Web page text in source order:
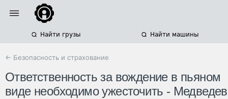
Найти грузы Найти машины
← Безопасность и страхование
Ответственность за вождение в пьяном
виде необходимо ужесточить - Медведев